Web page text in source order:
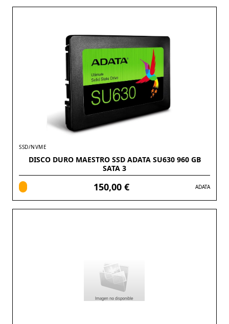
SSD/NVME
DISCO DURO MAESTRO SSD ADATA SU630 960 GB
SATA 3
150,00 € ADATA